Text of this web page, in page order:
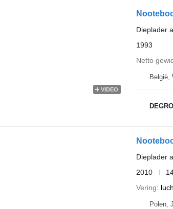
VIDEO
Dieplader
1993
Netto
België,
Dieplader
2010
Vering
Polen,